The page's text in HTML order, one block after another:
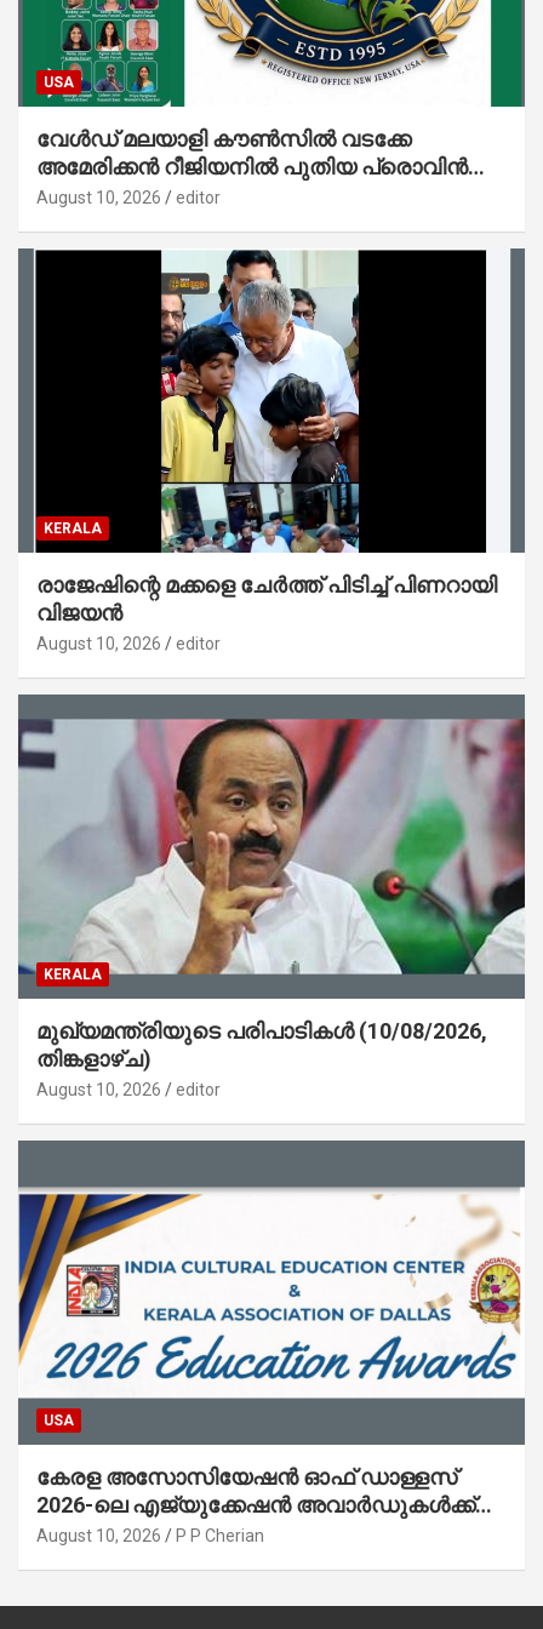
USA
വേൾഡ് മലയാളി കൗൺസിൽ വടക്കേ
അമേരിക്കൻ റീജിയനിൽ പുതിയ പ്രൊവിൻസ്;
ഗ്രേറ്റർ ഷാർലറ്റ് പ്രൊവിൻസിന് തുടക്കം
August 10, 2026 editor
KERALA
രാജേഷിന്റെ മക്കളെ ചേർത്ത് പിടിച്ച് പിണറായി
വിജയൻ
August 10, 2026 editor
KERALA
മുഖ്യമന്ത്രിയുടെ പരിപാടികൾ (10/08/2026,
തിങ്കളാഴ്ച)
August 10, 2026 editor
USA
കേരള അസോസിയേഷൻ ഓഫ് ഡാള്ളസ്
2026-ലെ എജ്യുക്കേഷൻ അവാർഡുകൾക്ക്
അപേക്ഷ ക്ഷണിച്ചു
August 10, 2026 P P Cherian